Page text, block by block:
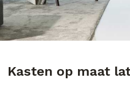
Kasten op maat